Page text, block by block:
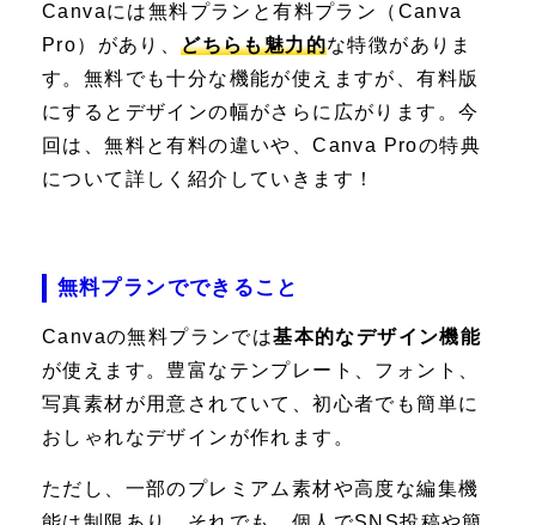
Canvaには無料プランと有料プラン（Canva
Pro）があり、どちらも魅力的な特徴がありま
す。無料でも十分な機能が使えますが、有料版
にするとデザインの幅がさらに広がります。今
回は、無料と有料の違いや、Canva Proの特典
について詳しく紹介していきます！
無料プランでできること
Canvaの無料プランでは基本的なデザイン機能
が使えます。豊富なテンプレート、フォント、
写真素材が用意されていて、初心者でも簡単に
おしゃれなデザインが作れます。
ただし、一部のプレミアム素材や高度な編集機